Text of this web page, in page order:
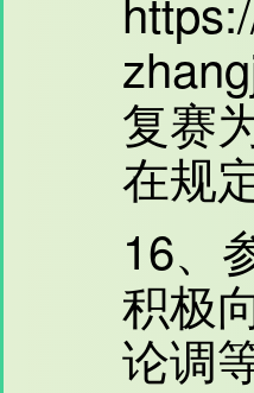
复赛
在规
16、
积极
论调